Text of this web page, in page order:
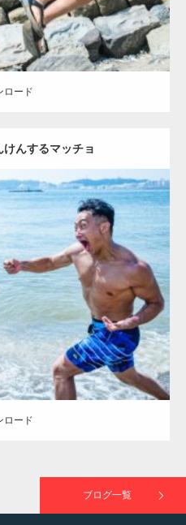
ロード
んするマッチョ
2023.09.6
ョ2 inori 外資系筋肉
ロード
ブログ一覧
マッチョフリー素材メンバーが
録…
組「ひるおび」にてマッスルプ
ジオ番組「ONE MORNING」
！事件ですよ」に取材されまし